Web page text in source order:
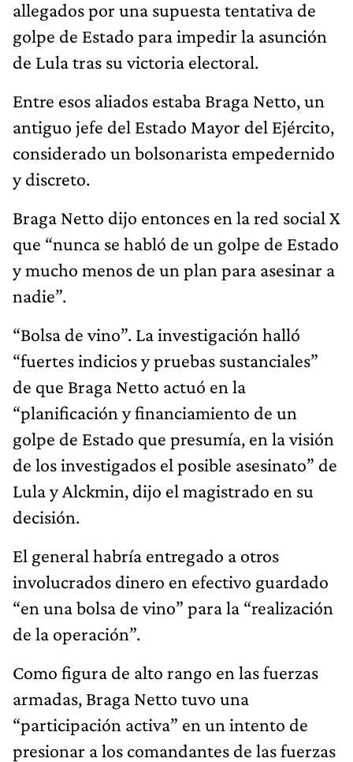
allegados por una supuesta tentativa de
golpe de Estado para impedir la asunción
de Lula tras su victoria electoral.
Entre esos aliados estaba Braga Netto, un
antiguo jefe del Estado Mayor del Ejército,
considerado un bolsonarista empedernido
y discreto.
Braga Netto dijo entonces en la red social X
que “nunca se habló de un golpe de Estado
y mucho menos de un plan para asesinar a
nadie”.
“Bolsa de vino”. La investigación halló
“fuertes indicios y pruebas sustanciales”
de que Braga Netto actuó en la
“planificación y financiamiento de un
golpe de Estado que presumía, en la visión
de los investigados el posible asesinato” de
Lula y Alckmin, dijo el magistrado en su
decisión.
El general habría entregado a otros
involucrados dinero en efectivo guardado
“en una bolsa de vino” para la “realización
de la operación”.
Como figura de alto rango en las fuerzas
armadas, Braga Netto tuvo una
“participación activa” en un intento de
presionar a los comandantes de las fuerzas